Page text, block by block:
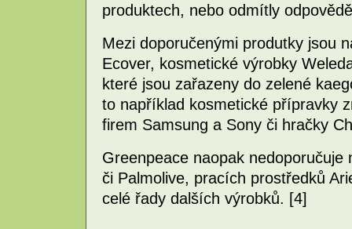
produktech, nebo odmítly
Mezi doporučenými produtky jsou
Ecover, kosmetické výrobky
které jsou zařazeny do zelené
to například kosmetické přípravky
firem Samsung a Sony či hračky
Greenpeace naopak
či Palmolive, pracích prostředků
celé řady dalších výrobků. [4]